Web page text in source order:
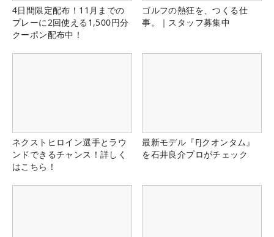
4日間限定配布！11月までの
プレーに2回使える1,500円分
クーポン配布中！
ゴルフの熱狂を、つくる仕
事。｜スタッフ募集中
ネクストヒロイン選手とラウ
ンドできるチャンス！詳しく
はこちら！
最新モデル『FJクオンタム』
を石井良介プロがチェック